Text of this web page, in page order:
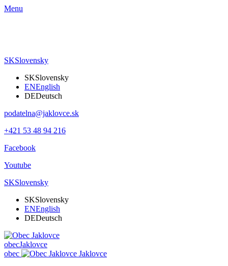
Menu
SKSlovensky
SKSlovensky
ENEnglish
DEDeutsch
podatelna@jaklovce.sk
+421 53 48 94 216
Facebook
Youtube
SKSlovensky
SKSlovensky
ENEnglish
DEDeutsch
obecJaklovce
obec
Jaklovce